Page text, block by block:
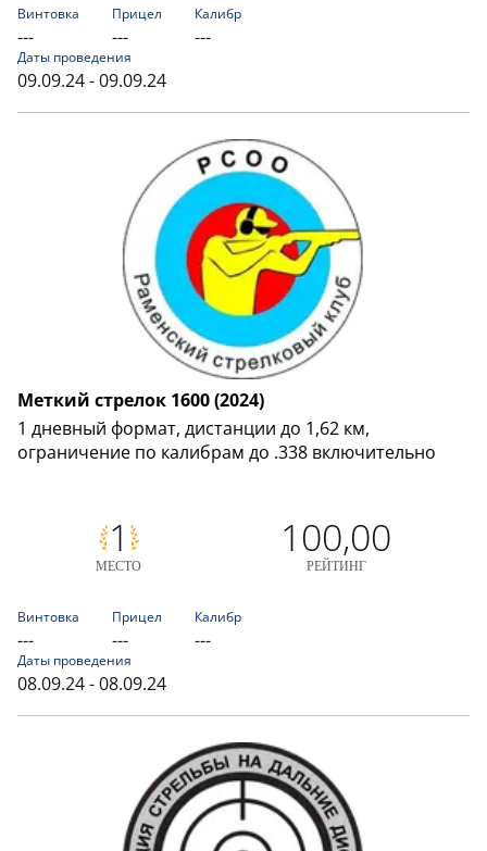
Винтовка
---
Прицел
---
Калибр
---
Даты проведения
09.09.24 - 09.09.24
Меткий стрелок 1600 (2024)
1 дневный формат, дистанции до 1,62 км,
ограничение по калибрам до .338 включительно
1
МЕСТО
100,00
РЕЙТИНГ
Винтовка
---
Прицел
---
Калибр
---
Даты проведения
08.09.24 - 08.09.24